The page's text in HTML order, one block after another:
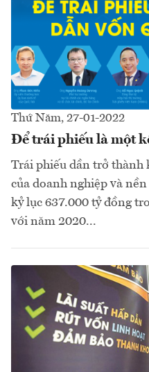
Thứ Năm, 27-01-2022
Để trái phiếu là một
Trái phiếu dần trở thành
của doanh nghiệp và
kỷ lục 637.000 tỷ đồng
với năm 2020...